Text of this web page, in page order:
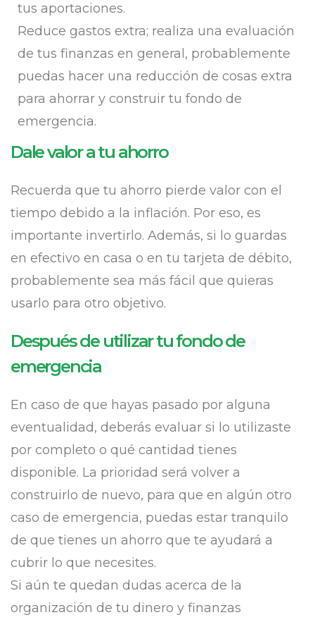
tus aportaciones.
Reduce gastos extra; realiza una evaluación
de tus finanzas en general, probablemente
puedas hacer una reducción de cosas extra
para ahorrar y construir tu fondo de
emergencia.
Dale valor a tu ahorro
Recuerda que tu ahorro pierde valor con el
tiempo debido a la inflación. Por eso, es
importante invertirlo. Además, si lo guardas
en efectivo en casa o en tu tarjeta de débito,
probablemente sea más fácil que quieras
usarlo para otro objetivo.
Después de utilizar tu fondo de
emergencia
En caso de que hayas pasado por alguna
eventualidad, deberás evaluar si lo utilizaste
por completo o qué cantidad tienes
disponible. La prioridad será volver a
construirlo de nuevo, para que en algún otro
caso de emergencia, puedas estar tranquilo
de que tienes un ahorro que te ayudará a
cubrir lo que necesites.
Si aún te quedan dudas acerca de la
organización de tu dinero y finanzas